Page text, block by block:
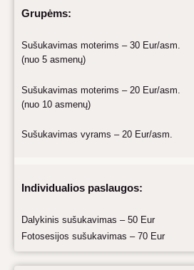
Grupėms:
Sušukavimas moterims – 30 Eur/asm.
(nuo 5 asmenų)
Sušukavimas moterims – 20 Eur/asm.
(nuo 10 asmenų)
Sušukavimas vyrams – 20 Eur/asm.
Individualios paslaugos:
Dalykinis sušukavimas – 50 Eur
Fotosesijos sušukavimas – 70 Eur